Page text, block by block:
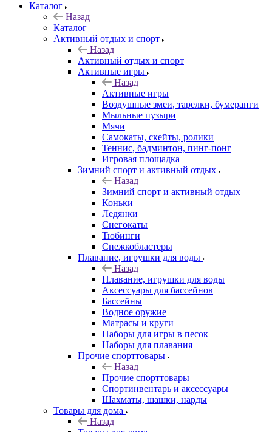
Каталог
Назад
Каталог
Активный отдых и спорт
Назад
Активный отдых и спорт
Активные игры
Назад
Активные игры
Воздушные змеи, тарелки, бумеранги
Мыльные пузыри
Мячи
Самокаты, скейты, ролики
Теннис, бадминтон, пинг-понг
Игровая площадка
Зимний спорт и активный отдых
Назад
Зимний спорт и активный отдых
Коньки
Ледянки
Снегокаты
Тюбинги
Снежкобластеры
Плавание, игрушки для воды
Назад
Плавание, игрушки для воды
Аксессуары для бассейнов
Бассейны
Водное оружие
Матрасы и круги
Наборы для игры в песок
Наборы для плавания
Прочие спорттовары
Назад
Прочие спорттовары
Спортинвентарь и аксессуары
Шахматы, шашки, нарды
Товары для дома
Назад